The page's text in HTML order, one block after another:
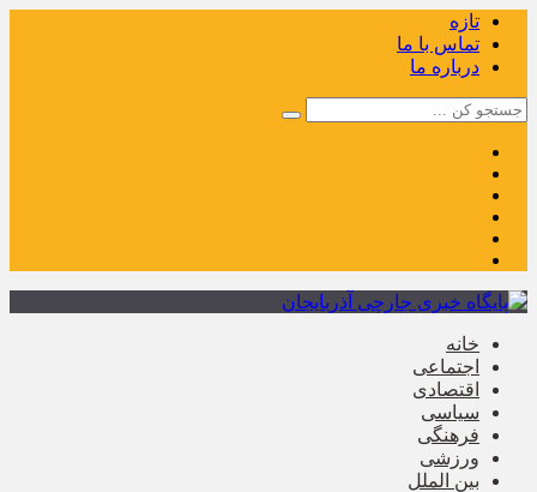
تازه
تماس با ما
درباره ما
خانه
اجتماعی
اقتصادی
سیاسی
فرهنگی
ورزشی
بین الملل